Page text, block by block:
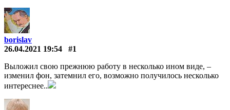
borislav
26.04.2021 19:54
#1
Выложил свою прежнюю работу в несколько ином виде, –
изменил фон, затемнил его, возможно получилось несколько
интереснее..